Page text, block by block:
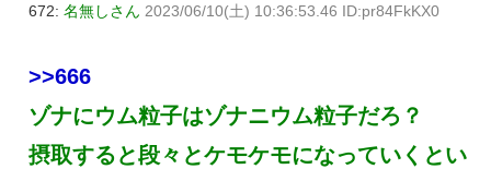
672: 名無しさん 2023/06/10(土) 10:36:53.46 ID:pr84FkKX0
>>666
ゾナにウム粒子はゾナニウム粒子だろ？
摂取すると段々とケモケモになっていくとい